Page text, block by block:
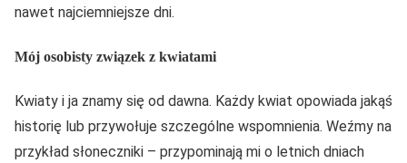
nawet najciemniejsze dni.
Mój osobisty związek z kwiatami
Kwiaty i ja znamy się od dawna. Każdy kwiat opowiada jakąś
historię lub przywołuje szczególne wspomnienia. Weźmy na
przykład słoneczniki – przypominają mi o letnich dniach